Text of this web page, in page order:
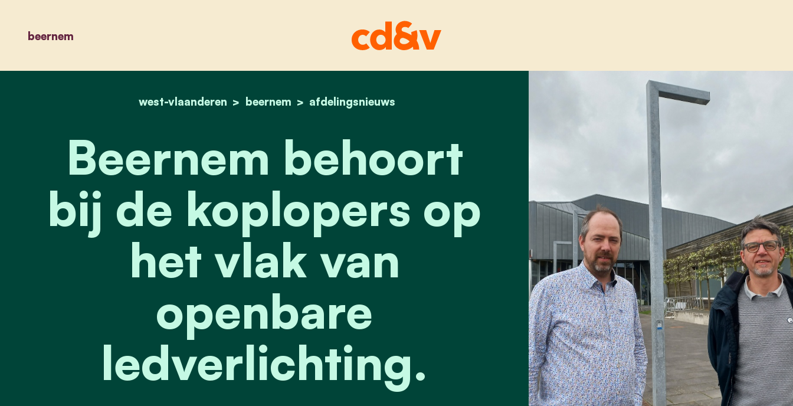
beernem
home
west-vlaanderen beernem afdelingsnieuws
beernem behoort bij de koplopers op het vlak van openbare ledverlichting.
Beernem behoort
bij de koplopers op
het vlak van
openbare
ledverlichting.